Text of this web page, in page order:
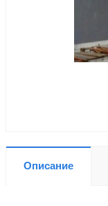
Описание